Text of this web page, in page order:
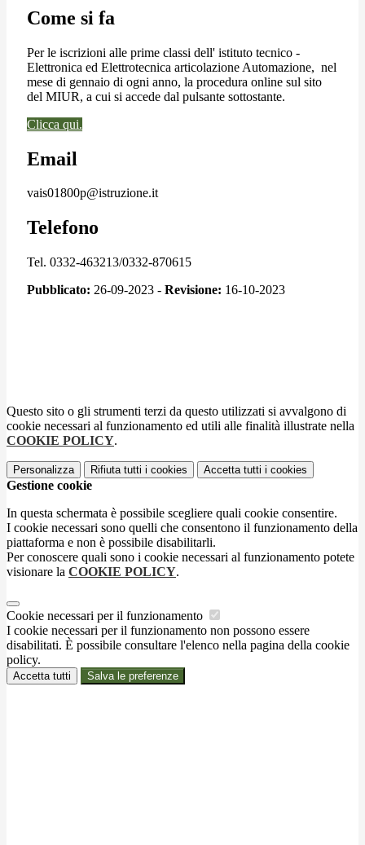
Come si fa
Per le iscrizioni alle prime classi dell' istituto tecnico -
Elettronica ed Elettrotecnica articolazione Automazione, nel
mese di gennaio di ogni anno, la procedura online sul sito
del MIUR, a cui si accede dal pulsante sottostante.
Clicca qui.
Email
vais01800p@istruzione.it
Telefono
Tel. 0332-463213/0332-870615
Pubblicato: 26-09-2023 - Revisione: 16-10-2023
Questo sito o gli strumenti terzi da questo utilizzati si avvalgono di
cookie necessari al funzionamento ed utili alle finalità illustrate nella
COOKIE POLICY.
Personalizza Rifiuta tutti i cookies Accetta tutti i cookies
Gestione cookie
In questa schermata è possibile scegliere quali cookie consentire.
I cookie necessari sono quelli che consentono il funzionamento della
piattaforma e non è possibile disabilitarli.
Per conoscere quali sono i cookie necessari al funzionamento potete
visionare la COOKIE POLICY.
Cookie necessari per il funzionamento
I cookie necessari per il funzionamento non possono essere
disabilitati. È possibile consultare l'elenco nella pagina della cookie
policy.
Accetta tutti Salva le preferenze